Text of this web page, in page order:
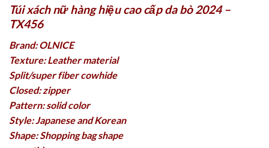
Túi xách nữ hàng hiệu cao cấp da bò 2024 –
TX456
Brand: OLNICE
Texture: Leather material
Split/super fiber cowhide
Closed: zipper
Pattern: solid color
Style: Japanese and Korean
Shape: Shopping bag shape